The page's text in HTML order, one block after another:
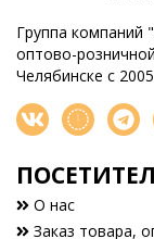
Группа компаний
оптово-
Челябинске с
О нас
Заказ товара,